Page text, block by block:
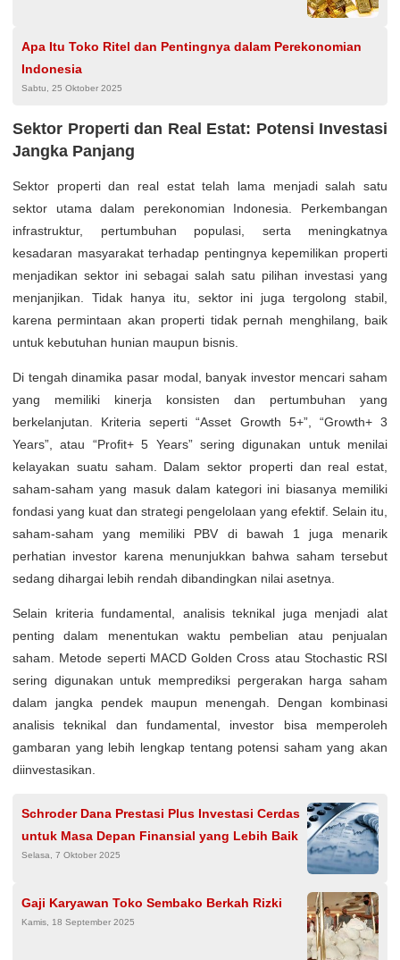
Apa Itu Toko Ritel dan Pentingnya dalam Perekonomian
Indonesia
Sabtu, 25 Oktober 2025
Sektor Properti dan Real Estat: Potensi Investasi
Jangka Panjang
Sektor properti dan real estat telah lama menjadi salah satu
sektor utama dalam perekonomian Indonesia. Perkembangan
infrastruktur, pertumbuhan populasi, serta meningkatnya
kesadaran masyarakat terhadap pentingnya kepemilikan properti
menjadikan sektor ini sebagai salah satu pilihan investasi yang
menjanjikan. Tidak hanya itu, sektor ini juga tergolong stabil,
karena permintaan akan properti tidak pernah menghilang, baik
untuk kebutuhan hunian maupun bisnis.
Di tengah dinamika pasar modal, banyak investor mencari saham
yang memiliki kinerja konsisten dan pertumbuhan yang
berkelanjutan. Kriteria seperti “Asset Growth 5+”, “Growth+ 3
Years”, atau “Profit+ 5 Years” sering digunakan untuk menilai
kelayakan suatu saham. Dalam sektor properti dan real estat,
saham-saham yang masuk dalam kategori ini biasanya memiliki
fondasi yang kuat dan strategi pengelolaan yang efektif. Selain itu,
saham-saham yang memiliki PBV di bawah 1 juga menarik
perhatian investor karena menunjukkan bahwa saham tersebut
sedang dihargai lebih rendah dibandingkan nilai asetnya.
Selain kriteria fundamental, analisis teknikal juga menjadi alat
penting dalam menentukan waktu pembelian atau penjualan
saham. Metode seperti MACD Golden Cross atau Stochastic RSI
sering digunakan untuk memprediksi pergerakan harga saham
dalam jangka pendek maupun menengah. Dengan kombinasi
analisis teknikal dan fundamental, investor bisa memperoleh
gambaran yang lebih lengkap tentang potensi saham yang akan
diinvestasikan.
Schroder Dana Prestasi Plus Investasi Cerdas
untuk Masa Depan Finansial yang Lebih Baik
Selasa, 7 Oktober 2025
Gaji Karyawan Toko Sembako Berkah Rizki
Kamis, 18 September 2025